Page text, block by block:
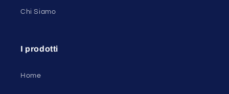
Chi Siamo
I prodotti
Home